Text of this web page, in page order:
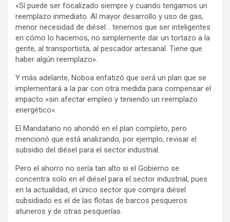
«Sí puede ser focalizado siempre y cuando tengamos un
reemplazo inmediato. Al mayor desarrollo y uso de gas,
menor necesidad de diésel… tenemos que ser inteligentes
en cómo lo hacemos, no simplemente dar un tortazo a la
gente, al transportista, al pescador artesanal. Tiene que
haber algún reemplazo».
Y más adelante, Noboa enfatizó que será un plan que se
implementará a la par con otra medida para compensar el
impacto «sin afectar empleo y teniendo un reemplazo
energético».
El Mandatario no ahondó en el plan completo, pero
mencionó que está analizando, por ejemplo, revisar el
subsidio del diésel para el sector industrial.
Pero el ahorro no sería tan alto si el Gobierno se
concentra solo en el diésel para el sector industrial, pues
en la actualidad, el único sector que compra diésel
subsidiado es el de las flotas de barcos pesqueros
atuneros y de otras pesquerías.